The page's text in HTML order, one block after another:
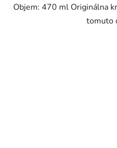
Objem: 470 ml Originálna
tomuto